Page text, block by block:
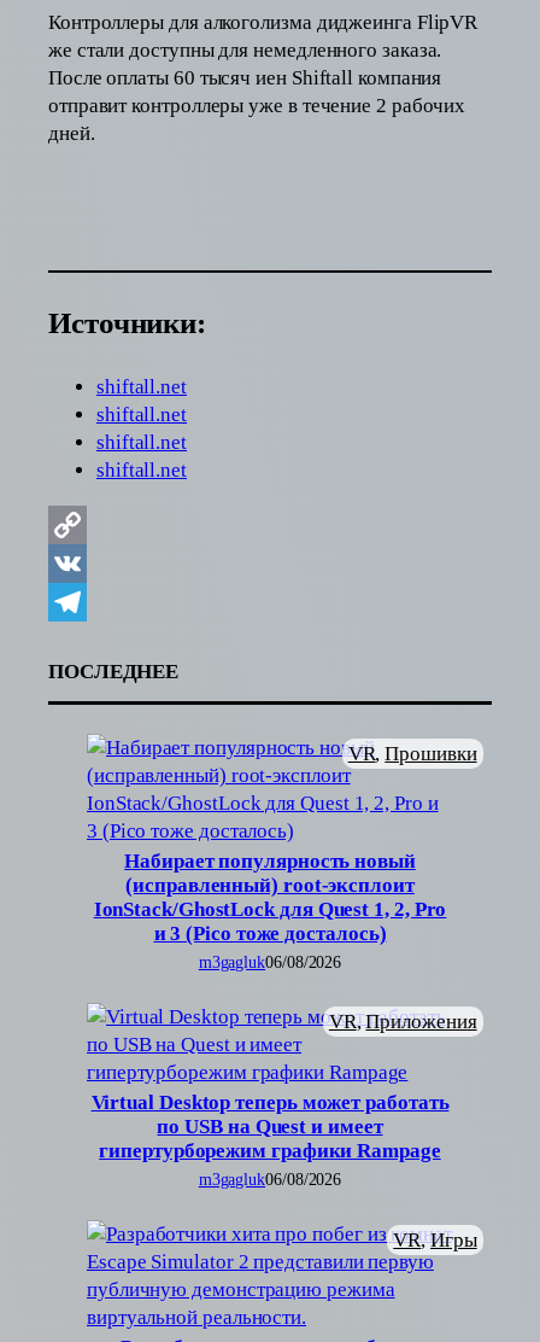
Контроллеры для алкоголизма диджеинга FlipVR
же стали доступны для немедленного заказа.
После оплаты 60 тысяч иен Shiftall компания
отправит контроллеры уже в течение 2 рабочих
дней.
Источники:
shiftall.net
shiftall.net
shiftall.net
shiftall.net
Copy
Link
VK
ПОСЛЕДНЕЕ
Набирает популярность новый
(исправленный) root-эксплоит
IonStack/GhostLock для Quest 1, 2, Pro
и 3 (Pico тоже досталось)
VR, Прошивки
m3gagluk06/08/2026
Virtual Desktop теперь может работать
по USB на Quest и имеет
гипертурборежим графики Rampage
VR, Приложения
m3gagluk06/08/2026
VR, Игры